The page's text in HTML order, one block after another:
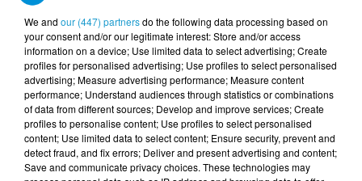
Votre n° de téléphone
Votre message*
We and our (447) partnersdo the following data processing based on
your consent and/or our legitimate interest: Store and/or access
information on a device; Use limited data to select advertising; Create
profiles for personalised advertising; Use profiles to select personalised
advertising; Measure advertising performance; Measure content
performance; Understand audiences through statistics or combinations
of data from different sources; Develop and improve services; Create
profiles to personalise content; Use profiles to select personalised
content; Use limited data to select content; Ensure security, prevent and
detect fraud, and fix errors; Deliver and present advertising and content;
Save and communicate privacy choices. These technologies may